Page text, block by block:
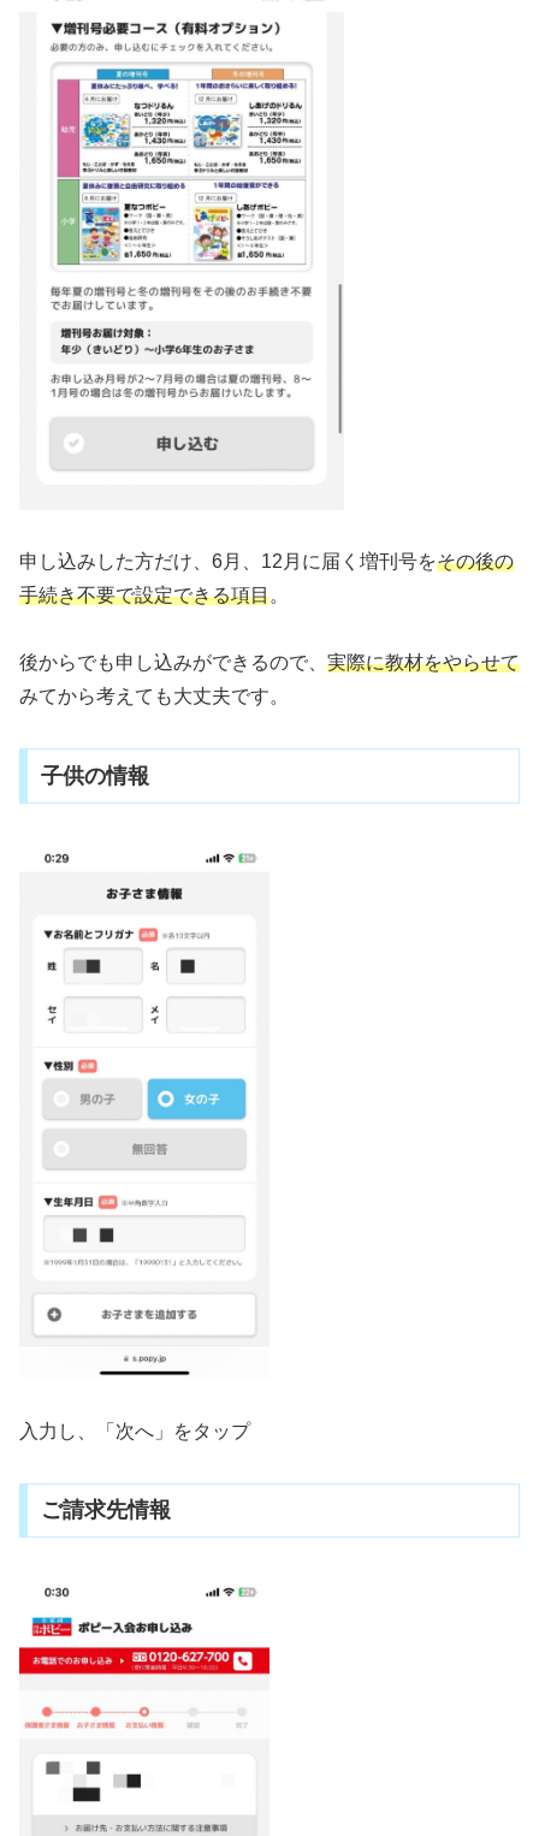
申し込みした方だけ、6月、12月に届く増刊号をその後の
手続き不要で設定できる項目。
後からでも申し込みができるので、 実際に教材をやらせて
みてから考えても大丈夫です。
子供の情報
入力し、「次へ」をタップ
ご請求先情報